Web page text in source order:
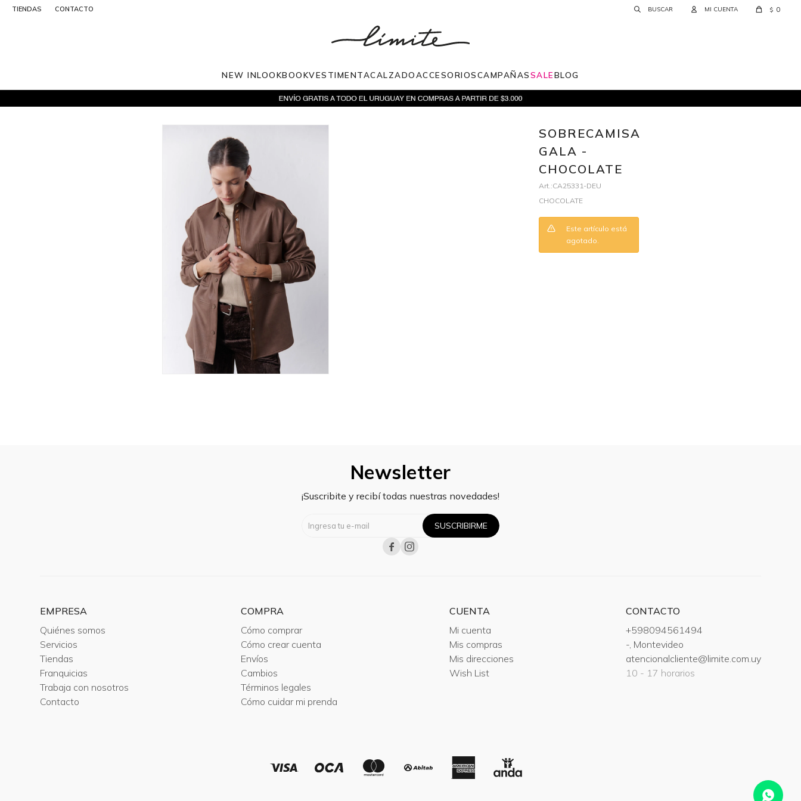
NEW INLOOKBOOKVESTIMENTACALZADOACCESORIOSCAMPAÑASSALEBLOG
TIENDAS CONTACTO $ 0
SOBRECAMISA
GALA -
CHOCOLATE
CA25331-DEU
CHOCOLATE
Este artículo está
agotado.
Newsletter
¡Suscribite y recibí todas nuestras novedades!
SUSCRIBIRME
 
EMPRESA
Quiénes somos
Servicios
Tiendas
Franquicias
Trabaja con nosotros
Contacto
COMPRA
Cómo comprar
Cómo crear cuenta
Envíos
Cambios
Términos legales
Cómo cuidar mi prenda
CUENTA
Mi cuenta
Mis compras
Mis direcciones
Wish List
CONTACTO
+598094561494
-, Montevideo
atencionalcliente@limite.com.uy
10 - 17 horarios